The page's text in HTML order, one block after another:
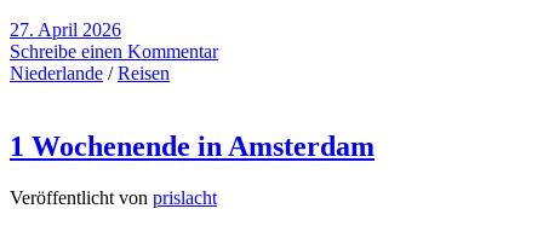
27. April 2026
Schreibe einen Kommentar
Niederlande /Reisen
1 Wochenende in Amsterdam
Veröffentlicht von prislacht